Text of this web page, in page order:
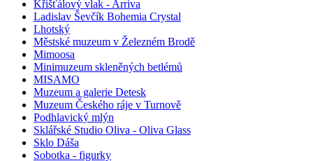
Křišťálový vlak - Arriva
Ladislav Ševčík Bohemia Crystal
Lhotský
Městské muzeum v Železném Brodě
Mimoosa
Minimuzeum skleněných betlémů
MISAMO
Muzeum a galerie Detesk
Muzeum Českého ráje v Turnově
Podhlavický mlýn
Sklářské Studio Oliva - Oliva Glass
Sklo Dáša
Sobotka - figurky